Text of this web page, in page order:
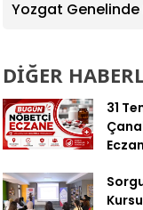
Yozgat Genelinde
DİĞER
31